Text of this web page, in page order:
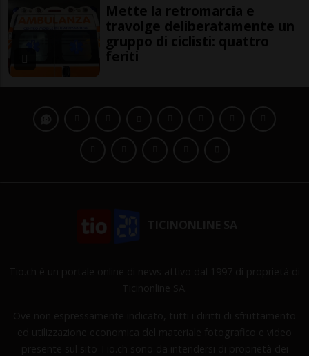
Mette la retromarcia e
travolge deliberatamente un
gruppo di ciclisti: quattro
feriti